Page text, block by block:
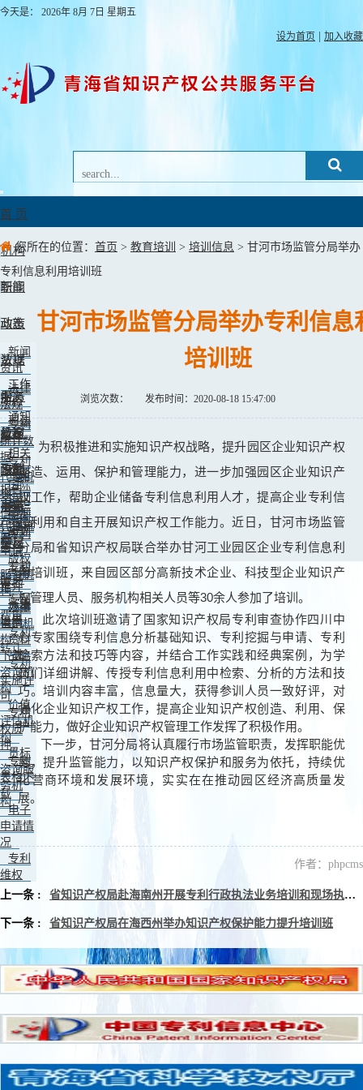
今天是： 2026年 8月 7日 星期五
设为首页 加入收藏
Toggle
navigation
首 页
机构
职能
新闻
动态
新闻
资讯
工作
动态
通知
公告
政策
法规
法律
法规
司法
解释
相关
政策
国际
条约
案例
分析
数据
中心
专利
统计数
据
预警
报告
知识
产权智
库
服务
机构
专利
代理机
构
商标
代理机
构
版权
服务机
构
法律
咨询机
构
战略
咨询机
构
价值
评估机
构
贯标
咨询服
务机
构
教育
培训
培训
信息
培训
资料
专利
事务
专利
申请
专利
审批
专利
费用
专利
转让
专利
实施许
可
专利
权质
押
专利
表格下
载
电子
申请情
况
专利
维权
展示
交易
专利
推介
需求
信息
便民
服务
办事
指南
资料
下载
您所在的位置： 首页 > 教育培训 > 培训信息 > 甘河市场监管分局举办
专利信息利用培训班
甘河市场监管分局举办专利信息
培训班
浏览次数： 发布时间：2020-08-18 15:47:00
为积极推进和实施知识产权战略，提升园区企业知识产权
创造、运用、保护和管理能力，进一步加强园区企业知识产
权工作，帮助企业储备专利信息利用人才，提高企业专利信
息利用和自主开展知识产权工作能力。近日，甘河市场监管
分局和省知识产权局联合举办甘河工业园区企业专利信息利
用培训班，来自园区部分高新技术企业、科技型企业知识产
权管理人员、服务机构相关人员等30余人参加了培训。
此次培训班邀请了国家知识产权局专利审查协作四川中
心专家围绕专利信息分析基础知识、专利挖掘与申请、专利
检索方法和技巧等内容，并结合工作实践和经典案例，为学
员们详细讲解、传授专利信息利用中检索、分析的方法和技
巧。培训内容丰富，信息量大，获得参训人员一致好评，对
强化企业知识产权工作，提高企业知识产权创造、利用、保
护能力，做好企业知识产权管理工作发挥了积极作用。
下一步，甘河分局将认真履行市场监管职责，发挥职能优
势，提升监管能力，以知识产权保护和服务为依托，持续优
化营商环境和发展环境，实实在在推动园区经济高质量发
展。
作者：phpcms
上一条 : 省知识产权局赴海南州开展专利行政执法业务培训和现场执法指导工作
下一条 : 省知识产权局在海西州举办知识产权保护能力提升培训班